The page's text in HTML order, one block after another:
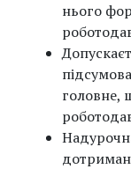
нього
головне,